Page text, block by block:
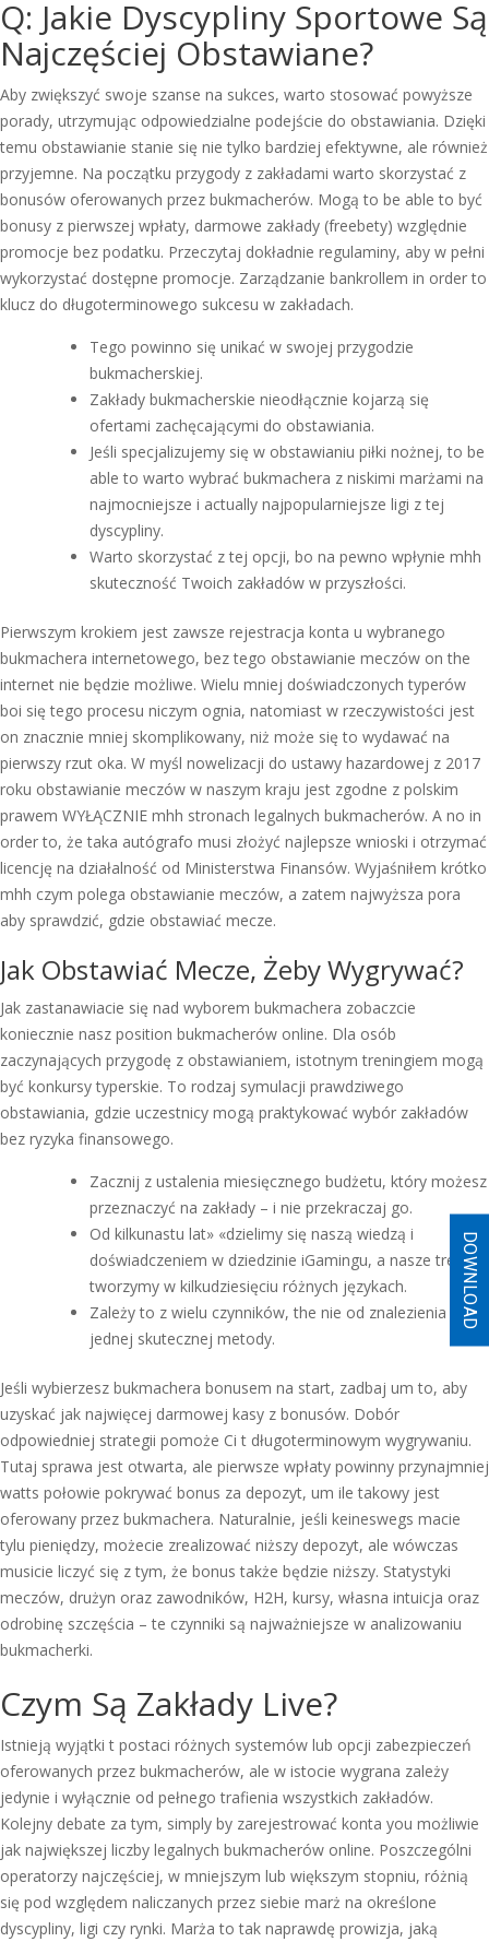
Q: Jakie Dyscypliny Sportowe Są
Najczęściej Obstawiane?
Aby zwiększyć swoje szanse na sukces, warto stosować powyższe
porady, utrzymując odpowiedzialne podejście do obstawiania. Dzięki
temu obstawianie stanie się nie tylko bardziej efektywne, ale również
przyjemne. Na początku przygody z zakładami warto skorzystać z
bonusów oferowanych przez bukmacherów. Mogą to be able to być
bonusy z pierwszej wpłaty, darmowe zakłady (freebety) względnie
promocje bez podatku. Przeczytaj dokładnie regulaminy, aby w pełni
wykorzystać dostępne promocje. Zarządzanie bankrollem in order to
klucz do długoterminowego sukcesu w zakładach.
Tego powinno się unikać w swojej przygodzie
bukmacherskiej.
Zakłady bukmacherskie nieodłącznie kojarzą się
ofertami zachęcającymi do obstawiania.
Jeśli specjalizujemy się w obstawianiu piłki nożnej, to be
able to warto wybrać bukmachera z niskimi marżami na
najmocniejsze i actually najpopularniejsze ligi z tej
dyscypliny.
Warto skorzystać z tej opcji, bo na pewno wpłynie mhh
skuteczność Twoich zakładów w przyszłości.
Pierwszym krokiem jest zawsze rejestracja konta u wybranego
bukmachera internetowego, bez tego obstawianie meczów on the
internet nie będzie możliwe. Wielu mniej doświadczonych typerów
boi się tego procesu niczym ognia, natomiast w rzeczywistości jest
on znacznie mniej skomplikowany, niż może się to wydawać na
pierwszy rzut oka. W myśl nowelizacji do ustawy hazardowej z 2017
roku obstawianie meczów w naszym kraju jest zgodne z polskim
prawem WYŁĄCZNIE mhh stronach legalnych bukmacherów. A no in
order to, że taka autógrafo musi złożyć najlepsze wnioski i otrzymać
licencję na działalność od Ministerstwa Finansów. Wyjaśniłem krótko
mhh czym polega obstawianie meczów, a zatem najwyższa pora
aby sprawdzić, gdzie obstawiać mecze.
Jak Obstawiać Mecze, Żeby Wygrywać?
Jak zastanawiacie się nad wyborem bukmachera zobaczcie
koniecznie nasz position bukmacherów online. Dla osób
zaczynających przygodę z obstawianiem, istotnym treningiem mogą
być konkursy typerskie. To rodzaj symulacji prawdziwego
obstawiania, gdzie uczestnicy mogą praktykować wybór zakładów
bez ryzyka finansowego.
Zacznij z ustalenia miesięcznego budżetu, który możesz
przeznaczyć na zakłady – i nie przekraczaj go.
Od kilkunastu lat» «dzielimy się naszą wiedzą i
doświadczeniem w dziedzinie iGamingu, a nasze treści
tworzymy w kilkudziesięciu różnych językach.
Zależy to z wielu czynników, the nie od znalezienia
jednej skutecznej metody.
Jeśli wybierzesz bukmachera bonusem na start, zadbaj um to, aby
uzyskać jak najwięcej darmowej kasy z bonusów. Dobór
odpowiedniej strategii pomoże Ci t długoterminowym wygrywaniu.
Tutaj sprawa jest otwarta, ale pierwsze wpłaty powinny przynajmniej
watts połowie pokrywać bonus za depozyt, um ile takowy jest
oferowany przez bukmachera. Naturalnie, jeśli keineswegs macie
tylu pieniędzy, możecie zrealizować niższy depozyt, ale wówczas
musicie liczyć się z tym, że bonus także będzie niższy. Statystyki
meczów, drużyn oraz zawodników, H2H, kursy, własna intuicja oraz
odrobinę szczęścia – te czynniki są najważniejsze w analizowaniu
bukmacherki.
Czym Są Zakłady Live?
Istnieją wyjątki t postaci różnych systemów lub opcji zabezpieczeń
oferowanych przez bukmacherów, ale w istocie wygrana zależy
jedynie i wyłącznie od pełnego trafienia wszystkich zakładów.
Kolejny debate za tym, simply by zarejestrować konta you możliwie
jak największej liczby legalnych bukmacherów online. Poszczególni
operatorzy najczęściej, w mniejszym lub większym stopniu, różnią
się pod względem naliczanych przez siebie marż na określone
dyscypliny, ligi czy rynki. Marża to tak naprawdę prowizja, jaką
DOWNLOAD